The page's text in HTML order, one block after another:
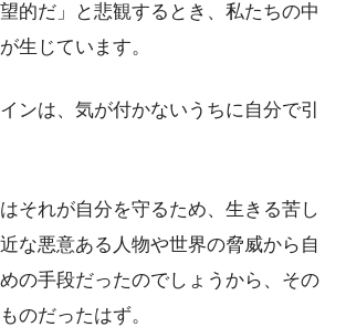
望的だ」と悲観するとき、私たちの中
生じています。
ンは、気が付かないうちに自分で引
それが自分を守るため、生きる苦し
な悪意ある人物や世界の脅威から自
の手段だったのでしょうから、その
のだったはず。